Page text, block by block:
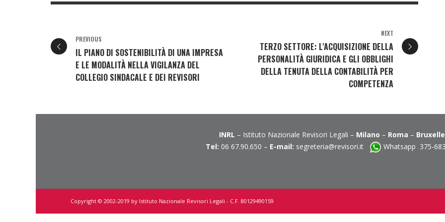
PREVIOUS
IL PIANO DI SOSTENIBILITÀ DI UNA IMPRESA
E LE MODALITÀ NELLA VIGILANZA DEL
COLLEGIO SINDACALE E DEI REVISORI
NEXT
TERZO SETTORE: L'ACQUISIZIONE DELLA
PERSONALITÀ GIURIDICA E GLI OBBLIGHI
DELLA TENUTA DELLA CONTABILITÀ PER
COMPETENZA
INRL – Istituto Nazionale Revisori Legali – Milano – Roma –
Tel: 06 67.90.650 – E-mail: segreteria@revisori.it Whatsapp 375-
Copyright © 2002-2019 by Istituto Nazionale Revisori Legali - C.F. 80129490159